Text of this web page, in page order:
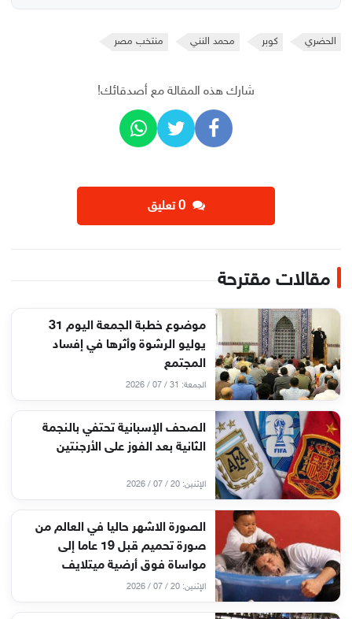
الحضري كوبر محمد النني منتخب مصر
شارك هذه المقالة مع أصدقائك!
‫0 تعليق
مقالات مقترحة
موضوع خطبة الجمعة اليوم 31
يوليو الرشوة وأثرها في إفساد
المجتمع
الجمعة: 31 / 07 / 2026
الصحف الإسبانية تحتفي بالنجمة
الثانية بعد الفوز على الأرجنتين
الإثنين: 20 / 07 / 2026
الصورة الاشهر حاليا في العالم من
صورة تحميم قبل 19 عاما إلى
مواساة فوق أرضية ميتلايف
الإثنين: 20 / 07 / 2026